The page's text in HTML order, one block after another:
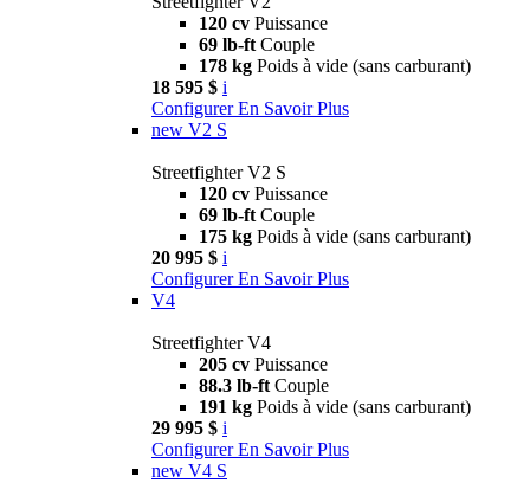
120 cv Puissance
69 lb-ft Couple
178 kg Poids à vide (sans carburant)
18 595 $ i
Configurer En Savoir Plus
new V2 S
Streetfighter V2 S
120 cv Puissance
69 lb-ft Couple
175 kg Poids à vide (sans carburant)
20 995 $ i
Configurer En Savoir Plus
V4
Streetfighter V4
205 cv Puissance
88.3 lb-ft Couple
191 kg Poids à vide (sans carburant)
29 995 $ i
Configurer En Savoir Plus
new V4 S